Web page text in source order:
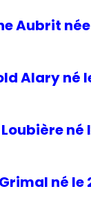
Aubrit
Alary né
né
né le